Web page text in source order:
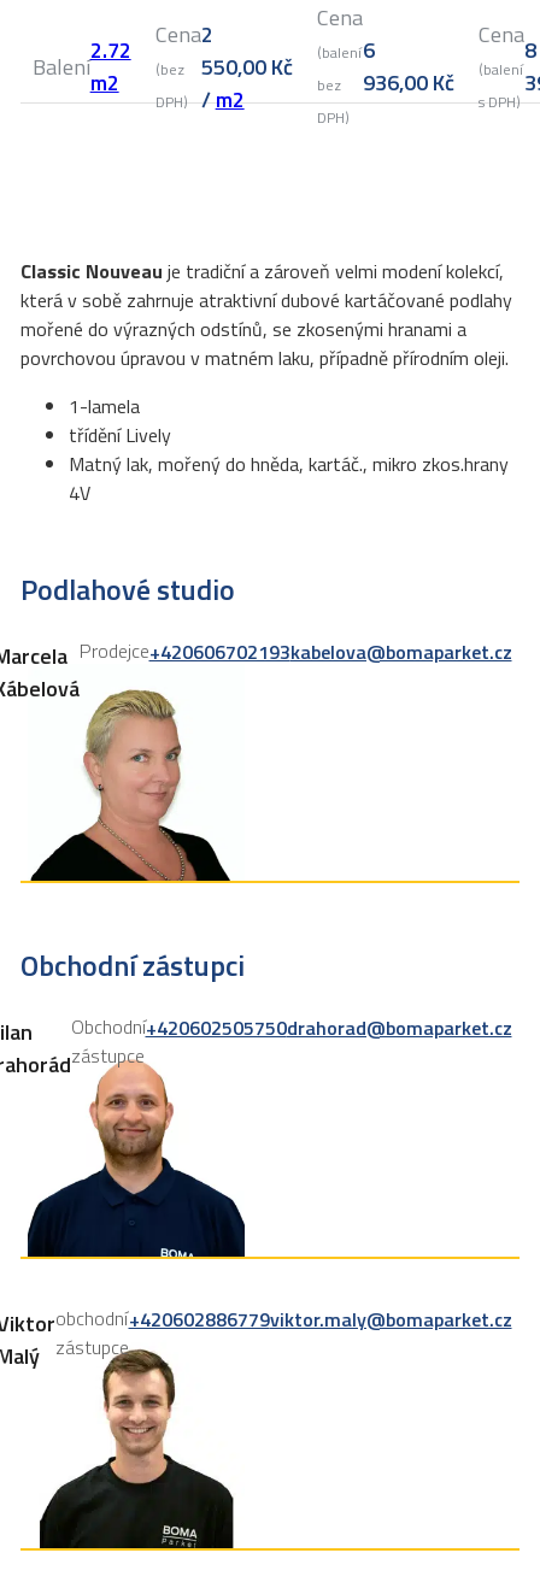
Balení2.72
m2
Cena
(bez
DPH)
2
550,00Kč
/m2
Cena
(balení
bez
DPH)
6
936,00Kč
Cena
(balení
s DPH)
8
Classic Nouveau je tradiční a zároveň velmi modení kolekcí,
která v sobě zahrnuje atraktivní dubové kartáčované podlahy
mořené do výrazných odstínů, se zkosenými hranami a
povrchovou úpravou v matném laku, případně přírodním oleji.
1-lamela
třídění Lively
Matný lak, mořený do hněda, kartáč., mikro zkos.hrany
4V
Podlahové studio
Prodejce+420606702193kabelova@bomaparket.cz
Obchodní zástupci
Obchodní
zástupce
+420602505750drahorad@bomaparket.cz
obchodní
zástupce
+420602886779viktor.maly@bomaparket.cz